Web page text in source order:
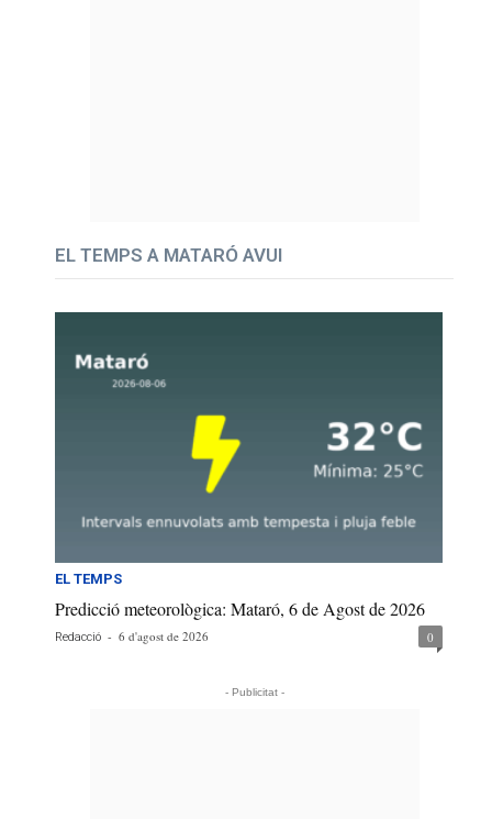
EL TEMPS A MATARÓ AVUI
EL TEMPS
Predicció meteorològica: Mataró, 6 de Agost de 2026
Redacció - 6 d'agost de 2026 0
- Publicitat -